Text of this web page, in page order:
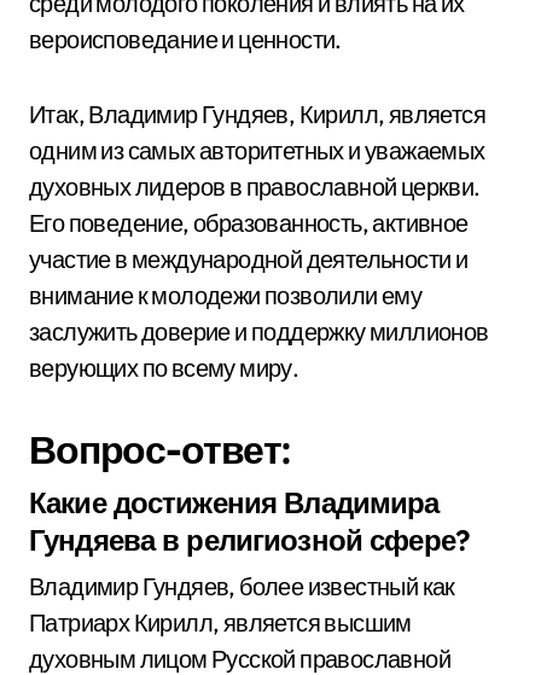
вероисповедание и ценности.
Итак, Владимир Гундяев, Кирилл, является
одним из самых авторитетных и уважаемых
духовных лидеров в православной церкви.
Его поведение, образованность, активное
участие в международной деятельности и
внимание к молодежи позволили ему
заслужить доверие и поддержку миллионов
верующих по всему миру.
Вопрос-ответ:
Какие достижения Владимира
Гундяева в религиозной сфере?
Владимир Гундяев, более известный как
Патриарх Кирилл, является высшим
духовным лицом Русской православной